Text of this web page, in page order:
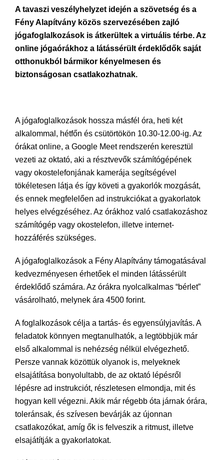
A tavaszi veszélyhelyzet idején a szövetség és a
Fény Alapítvány közös szervezésében zajló
jógafoglalkozások is átkerültek a virtuális térbe. Az
online jógaórákhoz a látássérült érdeklődők saját
otthonukból bármikor kényelmesen és
biztonságosan csatlakozhatnak.
A jógafoglalkozások hossza másfél óra, heti két
alkalommal, hétfőn és csütörtökön 10.30-12.00-ig. Az
órákat online, a Google Meet rendszerén keresztül
vezeti az oktató, aki a résztvevők számítógépének
vagy okostelefonjának kamerája segítségével
tökéletesen látja és így követi a gyakorlók mozgását,
és ennek megfelelően ad instrukciókat a gyakorlatok
helyes elvégzéséhez. Az órákhoz való csatlakozáshoz
számítógép vagy okostelefon, illetve internet-
hozzáférés szükséges.
A jógafoglalkozások a Fény Alapítvány támogatásával
kedvezményesen érhetőek el minden látássérült
érdeklődő számára. Az órákra nyolcalkalmas “bérlet”
vásárolható, melynek ára 4500 forint.
A foglalkozások célja a tartás- és egyensúlyjavítás. A
feladatok könnyen megtanulhatók, a legtöbbjük már
első alkalommal is nehézség nélkül elvégezhető.
Persze vannak közöttük olyanok is, melyeknek
elsajátítása bonyolultabb, de az oktató lépésről
lépésre ad instrukciót, részletesen elmondja, mit és
hogyan kell végezni. Akik már régebb óta járnak órára,
toleránsak, és szívesen bevárják az újonnan
csatlakozókat, amíg ők is felveszik a ritmust, illetve
elsajátítják a gyakorlatokat.